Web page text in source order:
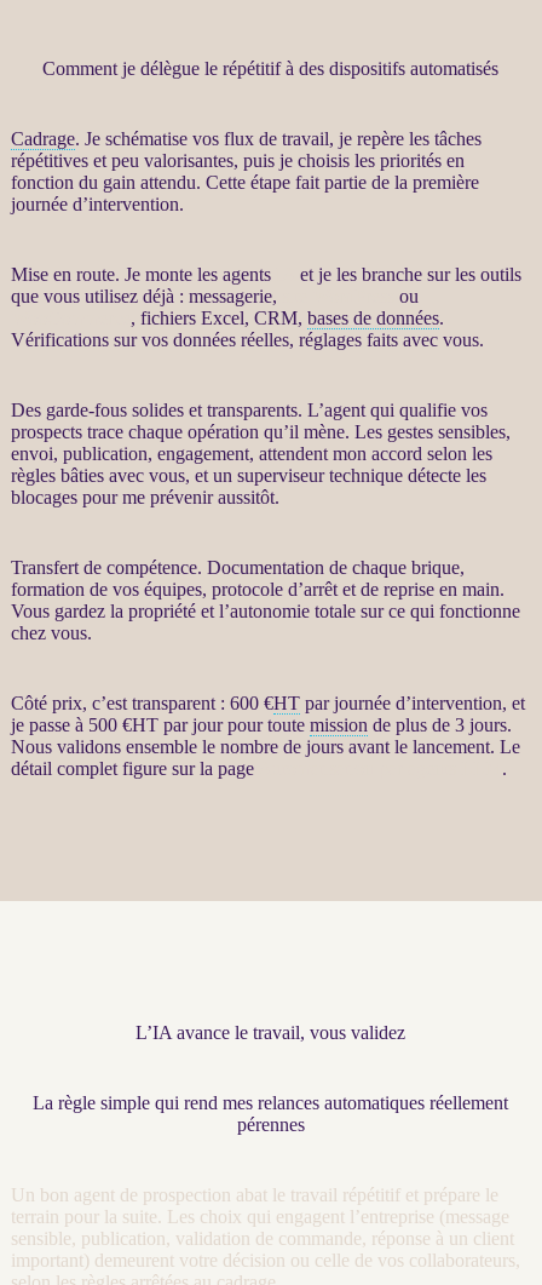
Comment je délègue le répétitif à des dispositifs automatisés
Cadrage. Je schématise vos fluxde travail, je repère les tâches
répétitives et peu valorisantes, puis je choisis les priorités en
fonction du gain attendu. Cette étape fait partie de la première
journée d’intervention.
Mise en route. Je monte les agents
et je les branche sur les outils
que vous utilisez déjà : messagerie,
ou
, fichiers Excel, CRM, bases de données.
Vérifications sur vos donnéesréelles, réglages faits avec vous.
Des garde-foussolides et transparents. L’agentqui qualifie vos
prospectstrace chaque opération qu’il mène. Les gestes sensibles,
envoi, publication, engagement, attendent mon accord selon les
règles bâties avec vous, et un superviseur technique détecte les
blocages pour me prévenir aussitôt.
Transfertde compétence. Documentation de chaque brique,
formation de vos équipes, protocole d’arrêt et de reprise en main.
Vous gardez la propriété et l’autonomie totale sur ce qui fonctionne
chez vous.
Côté prix, c’est transparent : 600 €HTpar journée d’intervention, et
je passe à 500 €HTpar jour pour toute mission de plus de 3 jours.
Nous validons ensemble le nombre de jours avant le lancement. Le
détail complet figure sur la page
.
L’IA avance le travail, vous validez
La règle simple qui rend mes relances automatiques réellement
pérennes
Un bon agent de prospection abat le travail répétitif et prépare le
terrain pour la suite. Les choix qui engagent l’entreprise (message
sensible, publication, validation de commande, réponse à un client
important) demeurent votre décision ou celle de vos collaborateurs,